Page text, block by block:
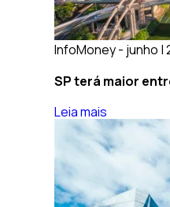
InfoMoney - junho |
SP terá maior
Leia mais